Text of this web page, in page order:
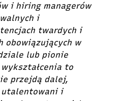
i hiring managerów
i
twardych i
obowiązujących w
lub pionie
to
przejdą dalej,
utalentowani i